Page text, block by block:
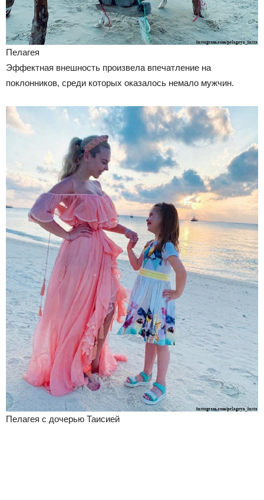
Пелагея
Эффектная внешность произвела впечатление на
поклонников, среди которых оказалось немало мужчин.
Пелагея с дочерью Таисией